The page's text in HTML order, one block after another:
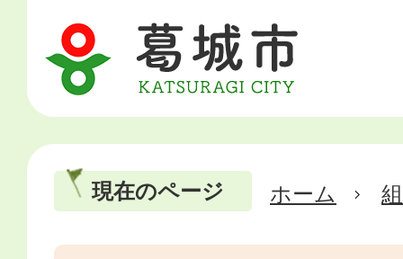
現在のページ ホーム